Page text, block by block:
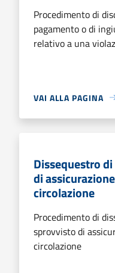
Procedimento di
pagamento o di
relativo a una
VAI ALLA PAGINA
Dissequestro
di
circolazione
Procedimento di
sprovvisto di
circolazione